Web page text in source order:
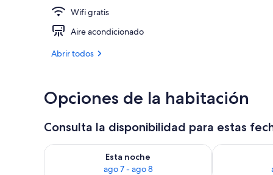
Wifi gratis
Aire acondicionado
Abrir todos
Opciones de la habitación
Consulta la disponibilidad para estas
Esta noche
ago 7 - ago 8
Consulta la disponibilidad para esta noche, ago 7 -
Consulta la